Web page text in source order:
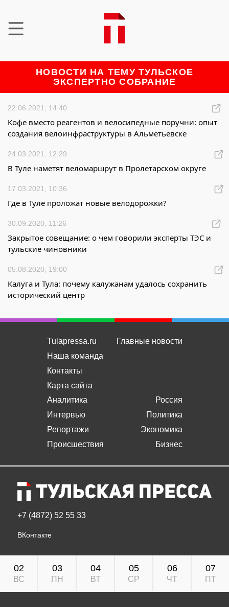
НОВОСТИ НА ТЕМУ ТУЛЬСКОЕ
ЭКСПЕРТНО СОБРАНИЕ
22.06.2021, 14:40
Кофе вместо реагентов и велосипедные поручни: опыт
создания велоинфраструктуры в Альметьевске
24.03.2021, 12:29
В Туле наметят веломаршрут в Пролетарском округе
17.03.2021, 10:36
Где в Туле проложат новые велодорожки?
30.09.2020, 11:26
Закрытое совещание: о чем говорили эксперты ТЭС и
тульские чиновники
05.08.2020, 19:00
Калуга и Тула: почему калужанам удалось сохранить
исторический центр
Tulapressa.ru
Наша команда
Контакты
Карта сайта
Главные новости
Аналитика
Интервью
Репортажи
Происшествия
Россия
Политика
Экономика
Бизнес
+7 (4872) 52 55 33
ВКонтакте
02
ВС
03
ПН
04
ВТ
05
СР
06
ЧТ
07
ПТ